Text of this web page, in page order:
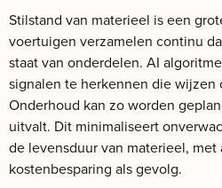
Stilstand van materieel is een
voertuigen verzamelen continu
staat van onderdelen. AI
signalen te herkennen die
Onderhoud kan zo worden
uitvalt. Dit minimaliseert
de levensduur van materieel,
kostenbesparing als gevolg.